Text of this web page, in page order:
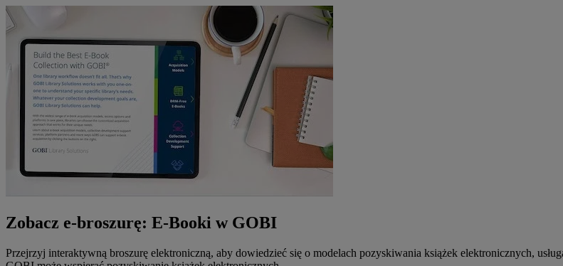
Zobacz e-broszurę: E-Booki w GOBI
Przejrzyj interaktywną broszurę elektroniczną, aby dowiedzieć się o modelach pozyskiwania książek elektronicznych,